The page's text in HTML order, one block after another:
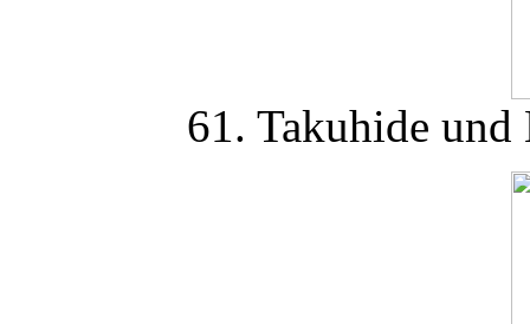
61. Takuhide und